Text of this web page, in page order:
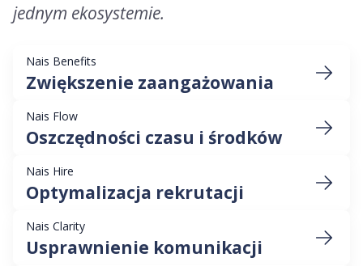
jednym ekosystemie.
Nais Benefits
Zwiększenie zaangażowania
Nais Flow
Oszczędności czasu i środków
Nais Hire
Optymalizacja rekrutacji
Nais Clarity
Usprawnienie komunikacji